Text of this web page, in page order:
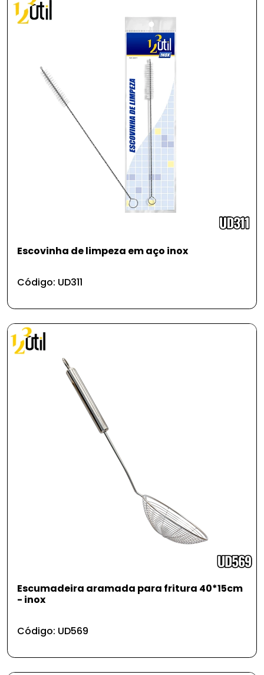
Escovinha de limpeza em aço inox
Código: UD311
Escumadeira aramada para fritura 40*15cm
- inox
Código: UD569